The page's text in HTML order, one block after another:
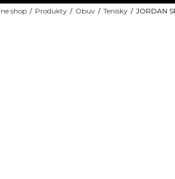
DOPRAVA
shop Produkty Obuv Tenisky JORDAN